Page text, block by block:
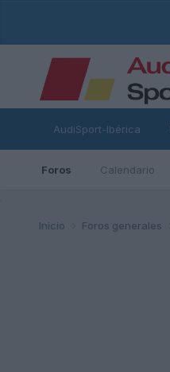
AudiSport-Ibérica
Foros Calendario
Inicio Foros generales